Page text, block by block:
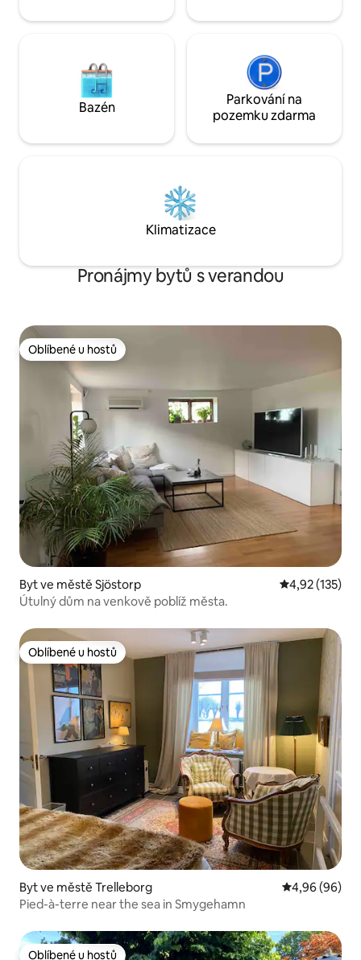
Bazén
Parkování na
pozemku zdarma
Klimatizace
Pronájmy bytů s verandou
Oblíbené u hostů
Oblíbené u hostů
Byt ve městě Sjöstorp Průměrné
4,92 (135)
Útulný dům na venkově poblíž města.
Oblíbené u hostů
Oblíbené u hostů
Byt ve městě Trelleborg Průměrné
4,96 (96)
Pied-à-terre near the sea in Smygehamn
Oblíbené u hostů